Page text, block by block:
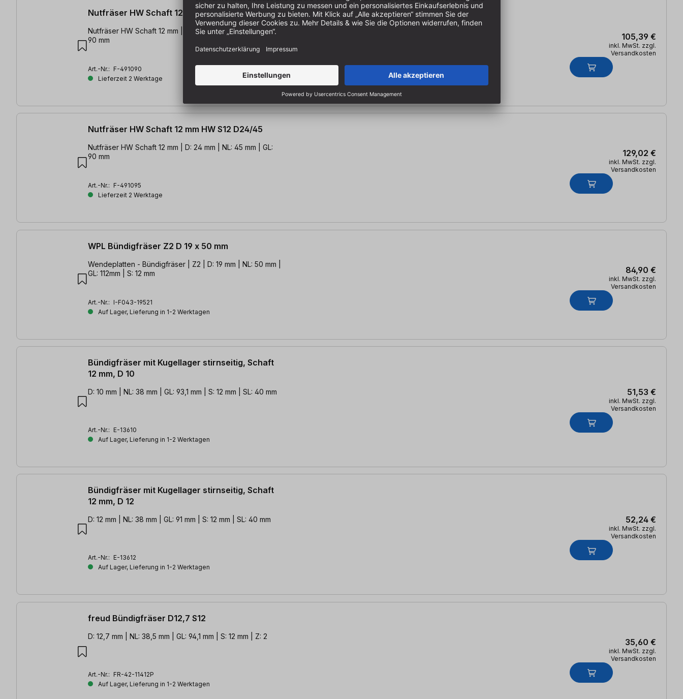
Nutfräser HW Schaft 12 mm HW S12 D16/45
Nutfräser HW Schaft 12 mm | D: 16 mm | NL: 45 mm | GL:
90 mm
Art.-Nr.: F-491090
Lieferzeit 2 Werktage
105,39 €
inkl. MwSt. zzgl.
Versandkosten
Nutfräser HW Schaft 12 mm HW S12 D24/45
Nutfräser HW Schaft 12 mm | D: 24 mm | NL: 45 mm | GL:
90 mm
Art.-Nr.: F-491095
Lieferzeit 2 Werktage
129,02 €
inkl. MwSt. zzgl.
Versandkosten
WPL Bündigfräser Z2 D 19 x 50 mm
Wendeplatten - Bündigfräser | Z2 | D: 19 mm | NL: 50 mm |
GL: 112mm | S: 12 mm
Art.-Nr.: I-F043-19521
Auf Lager, Lieferung in 1-2 Werktagen
84,90 €
inkl. MwSt. zzgl.
Versandkosten
Bündigfräser mit Kugellager stirnseitig, Schaft
12 mm, D 10
D: 10 mm | NL: 38 mm | GL: 93,1 mm | S: 12 mm | SL: 40 mm
Art.-Nr.: E-13610
Auf Lager, Lieferung in 1-2 Werktagen
51,53 €
inkl. MwSt. zzgl.
Versandkosten
Bündigfräser mit Kugellager stirnseitig, Schaft
12 mm, D 12
D: 12 mm | NL: 38 mm | GL: 91 mm | S: 12 mm | SL: 40 mm
Art.-Nr.: E-13612
Auf Lager, Lieferung in 1-2 Werktagen
52,24 €
inkl. MwSt. zzgl.
Versandkosten
freud Bündigfräser D12,7 S12
D: 12,7 mm | NL: 38,5 mm | GL: 94,1 mm | S: 12 mm | Z: 2
Art.-Nr.: FR-42-11412P
Auf Lager, Lieferung in 1-2 Werktagen
35,60 €
inkl. MwSt. zzgl.
Versandkosten